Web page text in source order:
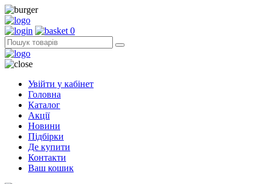
0
Увійти у кабінет
Головна
Каталог
Акції
Новини
Підбірки
Де купити
Контакти
Ваш кошик